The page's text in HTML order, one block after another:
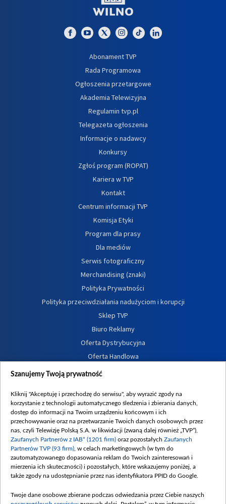
Abonament TVP
Rada Programowa
Ogłoszenia przetargowe
Akademia Telewizyjna
Regulamin tvp.pl
Telegazeta ogłoszenia
Informacje o nadawcy
Konkursy
Zgłoś program (ROPAT)
Kariera w TVP
Kontakt
Centrum informacji TVP
Komisja Etyki
Program dla prasy
Dla mediów
Serwis fotograficzny
Merchandising (znaki)
Polityka Prywatności
Polityka przeciwdziałania nadużyciom i korupcji
Sklep TVP
Biuro Reklamy
Oferta Dystrybucyjna
Oferta Handlowa
Dostępność
Procedura zgłoszeń wewnętrznych
Szanujemy Twoją prywatność
Kliknij "Akceptuję i przechodzę do serwisu", aby wyrazić zgody na
korzystanie z technologii automatycznego śledzenia i zbierania danych,
dostęp do informacji na Twoim urządzeniu końcowym i ich
przechowywanie oraz na przetwarzanie Twoich danych osobowych przez
nas, czyli Telewizję Polską S.A. w likwidacji (zwaną dalej również „TVP”),
Zaufanych Partnerów z IAB* (1201 firm) oraz pozostałych Zaufanych
Partnerów TVP (93 firm) , w celach marketingowych (w tym do
zautomatyzowanego dopasowania reklam do Twoich zainteresowań i
mierzenia ich skuteczności) i pozostałych, które wskazujemy poniżej, a
także zgody na udostępnianie przez nas identyfikatora PPID do Google.
Twoje dane osobowe zbierane podczas odwiedzania przez Ciebie naszych